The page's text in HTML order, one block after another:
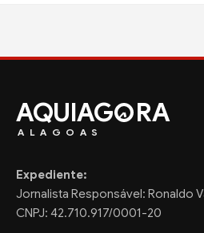
AQUIAG RA
ALAGOAS
Expediente:
Jornalista Responsável: Ronaldo
CNPJ: 42.710.917/0001-20